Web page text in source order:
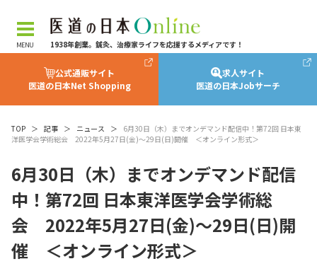
1938年創業。鍼灸、治療家ライフを応援するメディアです！
公式通販サイト
医道の日本Net Shopping
求人サイト
医道の日本Jobサーチ
TOP ＞ 記事 ＞ ニュース ＞
6月30日（木）までオンデマンド配信中！第72回 日本東
洋医学会学術総会 2022年5月27日(金)〜29日(日)開催 ＜オンライン形式＞
6月30日（木）までオンデマンド配信
中！第72回 日本東洋医学会学術総
会 2022年5月27日(金)〜29日(日)開
催 ＜オンライン形式＞